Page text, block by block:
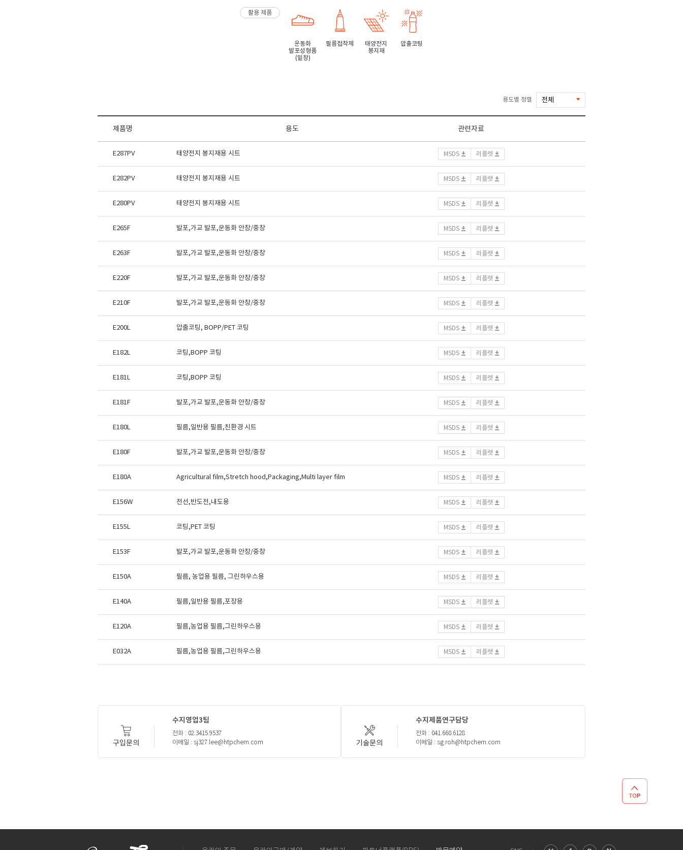
활용 제품
운동화
발포성형품
(밑창)
필름접착제
태양전지
봉지재
압출코팅
용도별 정렬
제품명 용도 관련자료
E287PV 태양전지 봉지재용 시트 MSDS 리플렛
E282PV 태양전지 봉지재용 시트 MSDS 리플렛
E280PV 태양전지 봉지재용 시트 MSDS 리플렛
E265F 발포,가교 발포,운동화 안창/중창 MSDS 리플렛
E263F 발포,가교 발포,운동화 안창/중창 MSDS 리플렛
E220F 발포,가교 발포,운동화 안창/중창 MSDS 리플렛
E210F 발포,가교 발포,운동화 안창/중창 MSDS 리플렛
E200L 압출코팅, BOPP/PET 코팅 MSDS 리플렛
E182L 코팅,BOPP 코팅 MSDS 리플렛
E181L 코팅,BOPP 코팅 MSDS 리플렛
E181F 발포,가교 발포,운동화 안창/중창 MSDS 리플렛
E180L 필름,일반용 필름,친환경 시트 MSDS 리플렛
E180F 발포,가교 발포,운동화 안창/중창 MSDS 리플렛
E180A Agricultural film,Stretch hood,Packaging,Multi layer film MSDS 리플렛
E156W 전선,반도전,내도용 MSDS 리플렛
E155L 코팅,PET 코팅 MSDS 리플렛
E153F 발포,가교 발포,운동화 안창/중창 MSDS 리플렛
E150A 필름, 농업용 필름, 그린하우스용 MSDS 리플렛
E140A 필름,일반용 필름,포장용 MSDS 리플렛
E120A 필름,농업용 필름,그린하우스용 MSDS 리플렛
E032A 필름,농업용 필름,그린하우스용 MSDS 리플렛
구입문의
수지영업3팀
전화 : 02.3415.9537
이메일 : sj327.lee@htpchem.com
기술문의
수지제품연구담당
전화 : 041.660.6128
이메일 : sg.roh@htpchem.com